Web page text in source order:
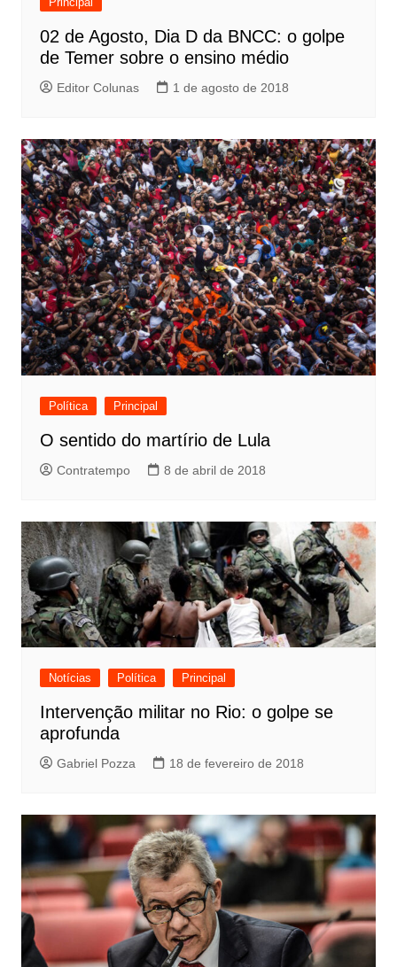
02 de Agosto, Dia D da BNCC: o golpe
de Temer sobre o ensino médio
Editor Colunas 1 de agosto de 2018
Política Principal
O sentido do martírio de Lula
Contratempo 8 de abril de 2018
Notícias Política Principal
Intervenção militar no Rio: o golpe se
aprofunda
Gabriel Pozza 18 de fevereiro de 2018